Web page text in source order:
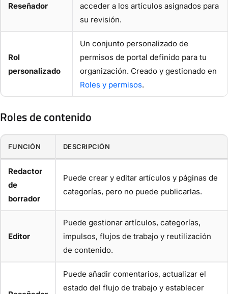
Reseñador
acceder a los artículos asignados para
su revisión.
Rol
personalizado
Un conjunto personalizado de
permisos de portal definido para tu
organización. Creado y gestionado en
Roles y permisos.
Roles de contenido
FUNCIÓN DESCRIPCIÓN
Redactor
de
borrador
Puede crear y editar artículos y páginas de
categorías, pero no puede publicarlas.
Editor
Puede gestionar artículos, categorías,
impulsos, flujos de trabajo y reutilización
de contenido.
Puede añadir comentarios, actualizar el
estado del flujo de trabajo y establecer